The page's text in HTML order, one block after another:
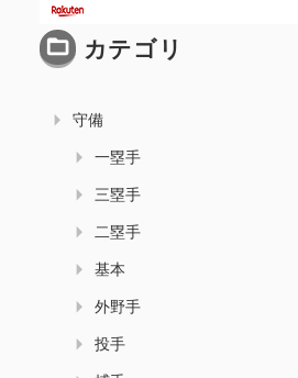
カテゴリ
守備
一塁手
三塁手
二塁手
基本
外野手
投手